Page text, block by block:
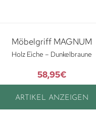
Möbelgriff MAGNUM
Holz Eiche – Dunkelbraune
58,95€
ARTIKEL ANZEIGEN